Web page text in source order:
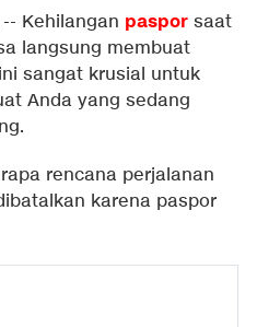
-- Kehilangan paspor saat
langsung membuat
sangat krusial untuk
Anda yang sedang
rencana perjalanan
karena paspor